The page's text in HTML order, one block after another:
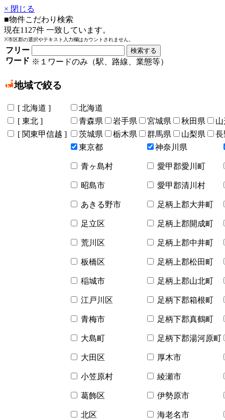
× 閉じる
■物件こだわり検索
現在1127件 一致しています。
※市区郡の選択やテキスト入力欄はカウントされません。
フリー
ワード ※１ワードのみ（駅、路線、業態等）
地域で絞る
[ 北海道 ]
北海道
[ 東北 ]
青森県 岩手県 宮城県 秋田県
[ 関東甲信越 ]
茨城県 栃木県 群馬県 山梨県 長
東京都
青ヶ島村
昭島市
あきる野市
足立区
荒川区
板橋区
稲城市
江戸川区
青梅市
大島町
大田区
小笠原村
葛飾区
北区
神奈川県
愛甲郡愛川町
愛甲郡清川村
足柄上郡大井町
足柄上郡開成町
足柄上郡中井町
足柄上郡松田町
足柄上郡山北町
足柄下郡箱根町
足柄下郡真鶴町
足柄下郡湯河原町
厚木市
綾瀬市
伊勢原市
海老名市